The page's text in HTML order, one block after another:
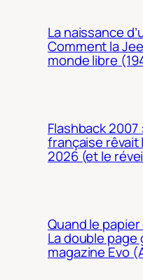
La naissance
Comment la
monde libre
Flashback 2007
française rêvait
2026 (et le
Quand le
La double page
magazine Evo